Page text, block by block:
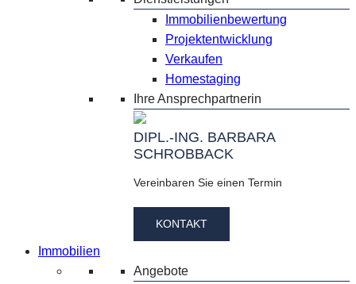
Immobilienbewertung
Projektentwicklung
Verkaufen
Homestaging
Ihre Ansprechpartnerin
DIPL.-ING. BARBARA
SCHROBBACK
Vereinbaren Sie einen Termin
KONTAKT
Immobilien
Angebote